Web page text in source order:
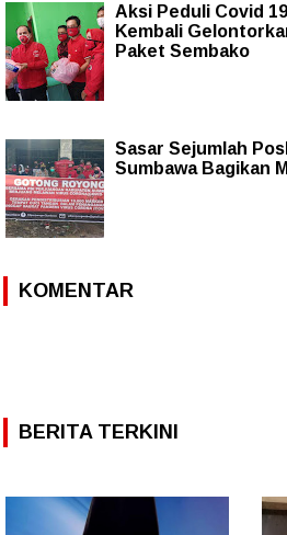
Aksi Peduli Covid
Kembali
Paket Sembako
Sasar Sejumlah
Sumbawa Bagikan
KOMENTAR
BERITA TERKINI